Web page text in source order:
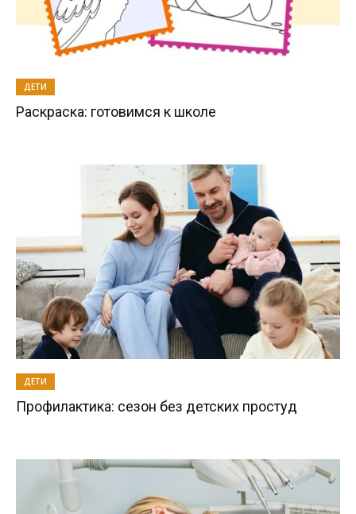
ДЕТИ
Раскраска: готовимся к школе
ДЕТИ
Профилактика: сезон без детских простуд